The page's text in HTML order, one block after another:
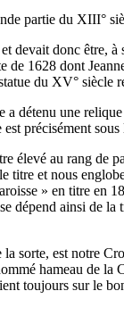
partie du XIII°
devait donc être,
de 1628 dont
du XV° siècle
a détenu une
précisément
élevé au rang de
titre et nous
» en titre
ainsi de la
sorte, est notre
hameau de la
toujours sur le